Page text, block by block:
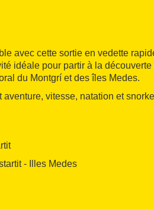
avec cette sortie en vedette
idéale pour partir à la découverte
du Montgrí et des îles Medes.
aventure, vitesse, natation et
- Illes Medes